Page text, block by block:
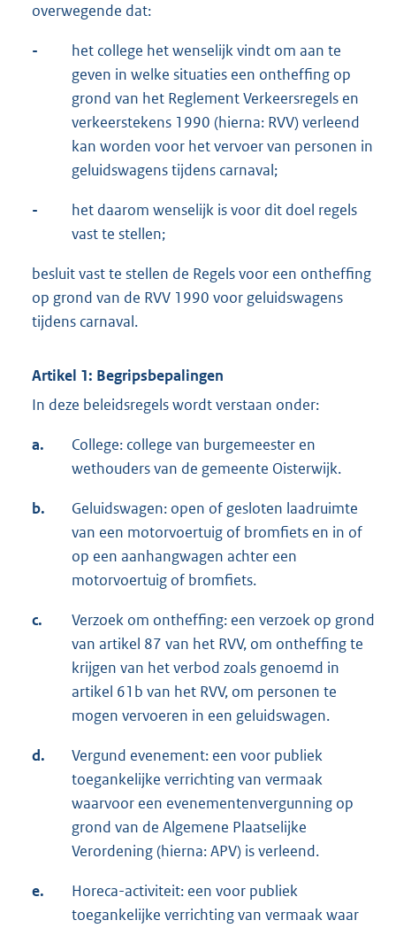
overwegende dat:
-
het college het wenselijk vindt om aan te
geven in welke situaties een ontheffing op
grond van het Reglement Verkeersregels en
verkeerstekens 1990 (hierna: RVV) verleend
kan worden voor het vervoer van personen in
geluidswagens tijdens carnaval;
-
het daarom wenselijk is voor dit doel regels
vast te stellen;
besluit vast te stellen de Regels voor een ontheffing
op grond van de RVV 1990 voor geluidswagens
tijdens carnaval.
Artikel 1: Begripsbepalingen
In deze beleidsregels wordt verstaan onder:
a.
College: college van burgemeester en
wethouders van de gemeente Oisterwijk.
b.
Geluidswagen: open of gesloten laadruimte
van een motorvoertuig of bromfiets en in of
op een aanhangwagen achter een
motorvoertuig of bromfiets.
c.
Verzoek om ontheffing: een verzoek op grond
van artikel 87 van het RVV, om ontheffing te
krijgen van het verbod zoals genoemd in
artikel 61b van het RVV, om personen te
mogen vervoeren in een geluidswagen.
d.
Vergund evenement: een voor publiek
toegankelijke verrichting van vermaak
waarvoor een evenementenvergunning op
grond van de Algemene Plaatselijke
Verordening (hierna: APV) is verleend.
e.
Horeca-activiteit: een voor publiek
toegankelijke verrichting van vermaak waar